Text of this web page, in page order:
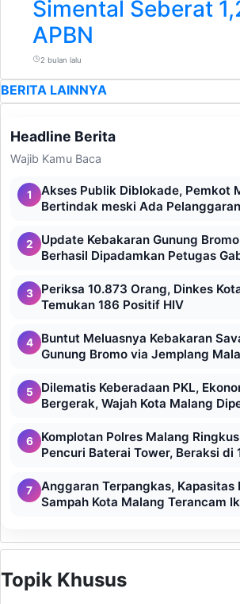
Simental Seberat
APBN
2 bulan lalu
BERITA LAINNYA
Headline Berita
Wajib Kamu Baca
1
Akses Publik Diblokade, Pemkot
Bertindak meski Ada Pelanggaran
2
Update Kebakaran Gunung
Berhasil Dipadamkan Petugas
3
Periksa 10.873 Orang, Dinkes
Temukan 186 Positif HIV
4
Buntut Meluasnya Kebakaran
Gunung Bromo via Jemplang
5
Dilematis Keberadaan PKL,
Bergerak, Wajah Kota Malang
6
Komplotan Polres Malang
Pencuri Baterai Tower, Beraksi di
7
Anggaran Terpangkas, Kapasitas
Sampah Kota Malang Terancam
Topik Khusus